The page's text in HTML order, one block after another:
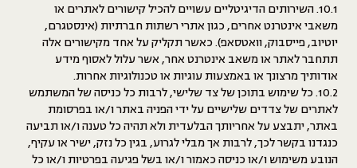
10.1. השירותים הדיגיטליים עשויים להכיל קישורים לאתרים או
משאבי אינטרנט אחרים, כגון אתרי רשתות חברתיות (אינסטגרם,
יוטיוב, פייסבוק, וואטסאפ). כאשר תקליק על אחד מקישורים אלה
תתחבר לאתר או משאב אינטרנט אחר, אשר עלול לאסוף מידע
אודותיך מרצונך או באמצעות עוגיות או טכנולוגיות אחרות.
10.2. כל שימוש בתוכן של צד שלישי, לרבות כל כניסה של המשתמש
לאתרים של צדדים שלישיים על ידי הפניה באתר ו/או בפרסומת
באתר, יתבצע על אחריותך הבלעדית ולא תהיה כל טענה ו/או תביעה
כנגדנו בקשר לכך, לרבות אך מבלי לגרוע, בגין כל נזק, ישיר או עקיף,
הנובע משימוש ו/או כניסה כאמור ו/או בשל פגיעה בפרטיות ו/או כל